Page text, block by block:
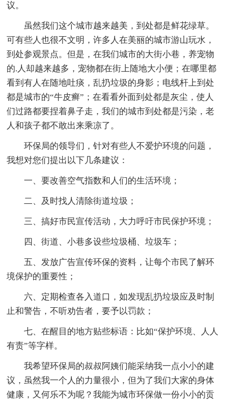
议。
虽然我们这个城市越来越美，到处都是鲜花绿草。
可有些人也很不文明，许多人在美丽的城市游山玩水，
到处参观景点。但是，在我们城市的大街小巷，养宠物
的.人却越来越多，宠物都在街上随地大小便；在哪里都
看到有人在随地吐痰，乱扔垃圾的身影；电线杆上到处
都是城市的“牛皮癣”；在看看外面到处都是灰尘，使人
们过路都要捏着鼻子走，我们的城市到处都是污染，老
人和孩子都不敢出来乘凉了。
环保局的领导们，针对有些人不爱护环境的问题，
我想对您们提出以下几条建议：
一、要改善空气指数和人们的生活环境；
二、及时找人清除街道垃圾；
三、搞好市民宣传活动，大力呼吁市民保护环境；
四、街道、小巷多设些垃圾桶、垃圾车；
五、发放广告宣传环保的资料，让每个市民了解环
境保护的重要性；
六、定期检查各入道口，如发现乱扔垃圾应及时制
止和警告，不听劝告者，要予以罚款；
七、在醒目的地方贴些标语：比如“保护环境、人人
有责”等字样。
我希望环保局的叔叔阿姨们能采纳我一点小小的建
议，虽然我一个人的力量很小，但为了我们大家的身体
健康，又何乐不为呢？我能为城市环保做一份小小的贡